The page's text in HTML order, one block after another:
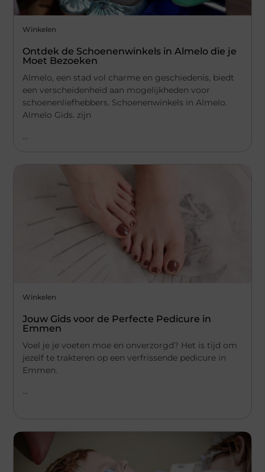
Winkelen
Ontdek de Schoenenwinkels in Almelo die je
Moet Bezoeken
Almelo, een stad vol charme en geschiedenis, biedt
een verscheidenheid aan mogelijkheden voor
schoenenliefhebbers. Schoenenwinkels in Almelo.
Almelo Gids. zijn
...
Winkelen
Jouw Gids voor de Perfecte Pedicure in
Emmen
Voel je je voeten moe en onverzorgd? Het is tijd om
jezelf te trakteren op een verfrissende pedicure in
Emmen.
...